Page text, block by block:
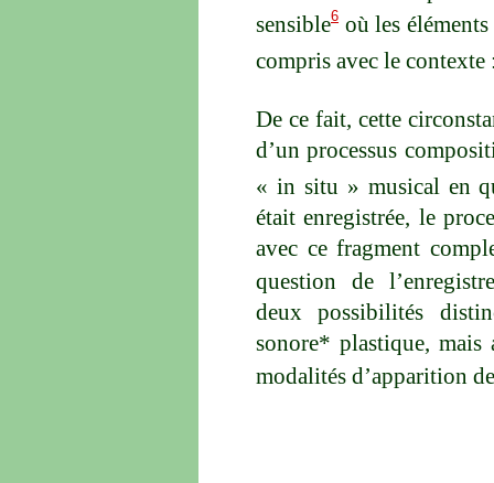
sensible6 où les
compris avec le contexte
De ce fait, cette
d’un processus
« in situ » musical en
était enregistrée, le
avec ce fragment
question de
deux possibilités
sonore* plastique, mais
modalités d’apparition